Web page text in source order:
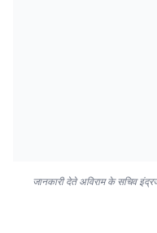
जानकारी देते अविराम के सचिव